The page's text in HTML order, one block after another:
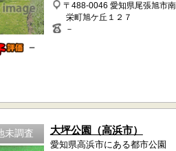
－
〒488-0046 愛知県尾張旭市南
栄町旭ケ丘１２７
－
未調査 大坪公園（高浜市）
愛知県高浜市にある都市公園